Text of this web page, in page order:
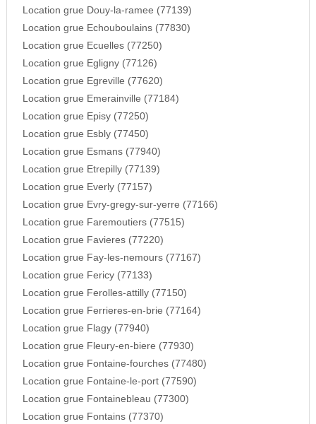
Location grue Douy-la-ramee (77139)
Location grue Echouboulains (77830)
Location grue Ecuelles (77250)
Location grue Egligny (77126)
Location grue Egreville (77620)
Location grue Emerainville (77184)
Location grue Episy (77250)
Location grue Esbly (77450)
Location grue Esmans (77940)
Location grue Etrepilly (77139)
Location grue Everly (77157)
Location grue Evry-gregy-sur-yerre (77166)
Location grue Faremoutiers (77515)
Location grue Favieres (77220)
Location grue Fay-les-nemours (77167)
Location grue Fericy (77133)
Location grue Ferolles-attilly (77150)
Location grue Ferrieres-en-brie (77164)
Location grue Flagy (77940)
Location grue Fleury-en-biere (77930)
Location grue Fontaine-fourches (77480)
Location grue Fontaine-le-port (77590)
Location grue Fontainebleau (77300)
Location grue Fontains (77370)